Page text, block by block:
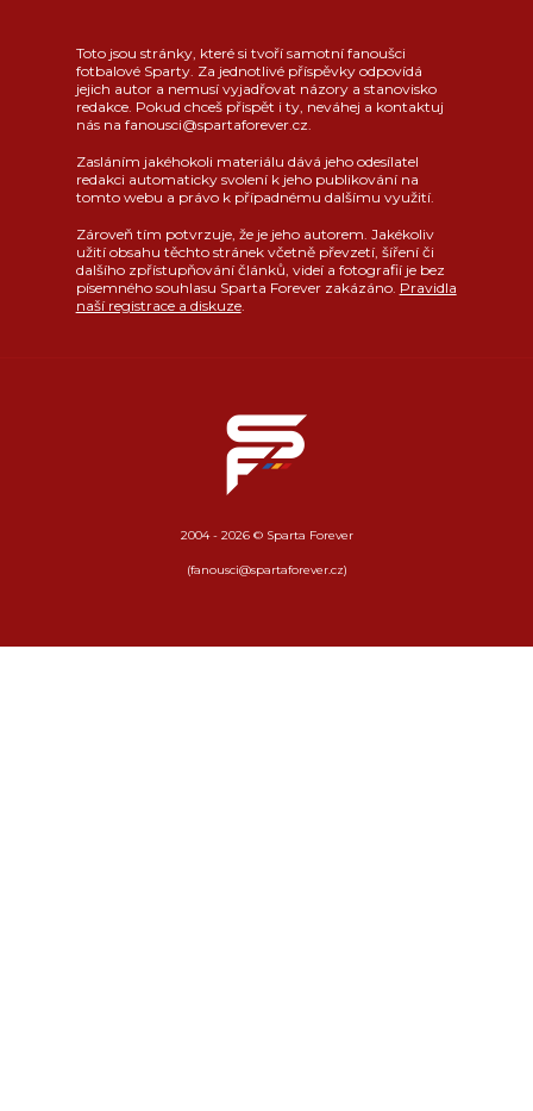
Toto jsou stránky, které si tvoří samotní fanoušci
fotbalové Sparty. Za jednotlivé příspěvky odpovídá
jejich autor a nemusí vyjadřovat názory a stanovisko
redakce. Pokud chceš přispět i ty, neváhej a kontaktuj
nás na fanousci@spartaforever.cz.
Zasláním jakéhokoli materiálu dává jeho odesílatel
redakci automaticky svolení k jeho publikování na
tomto webu a právo k případnému dalšímu využití.
Zároveň tím potvrzuje, že je jeho autorem. Jakékoliv
užití obsahu těchto stránek včetně převzetí, šíření či
dalšího zpřístupňování článků, videí a fotografií je bez
písemného souhlasu Sparta Forever zakázáno. Pravidla
naší registrace a diskuze.
2004 - 2026 © Sparta Forever
(fanousci@spartaforever.cz)